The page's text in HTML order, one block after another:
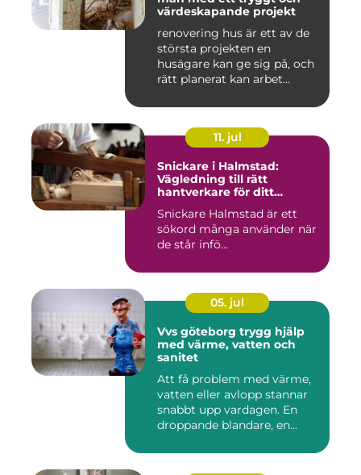
värdeskapande projekt
renovering hus är ett av de
största projekten en
husägare kan ge sig på, och
rätt planerat kan arbet...
11. jul
Snickare i Halmstad:
Vägledning till rätt
hantverkare för ditt
Snickare Halmstad är ett
sökord många använder när
de står infö...
05. jul
Vvs göteborg trygg hjälp
med värme, vatten och
sanitet
Att få problem med värme,
vatten eller avlopp stannar
snabbt upp vardagen. En
droppande blandare, en...